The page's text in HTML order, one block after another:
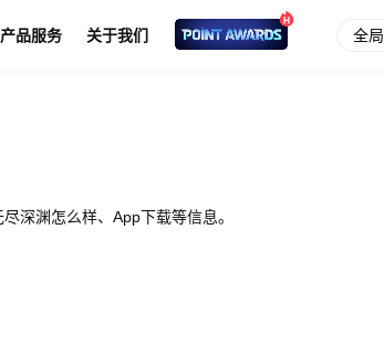
产品服务 关于我们 全局
深渊怎么样、App下载等信息。